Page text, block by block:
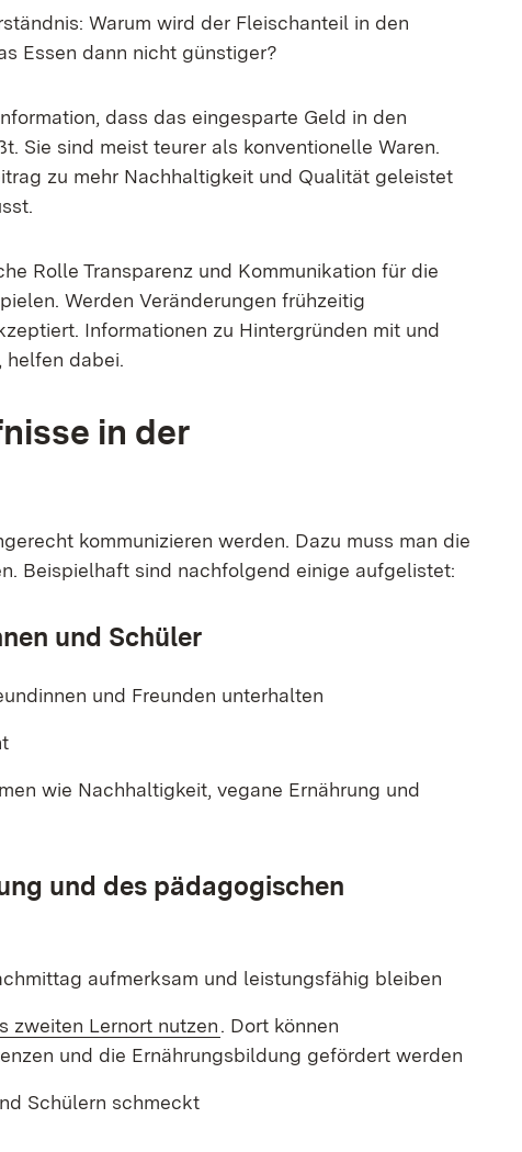
Warum wird der Fleischanteil in den
Essen dann nicht günstiger?
dass das eingesparte Geld in den
Sie sind meist teurer als konventionelle Waren.
zu mehr Nachhaltigkeit und Qualität geleistet
Rolle Transparenz und Kommunikation für die
Werden Veränderungen frühzeitig
Informationen zu Hintergründen mit und
helfen dabei.
in der
kommunizieren werden. Dazu muss man die
Beispielhaft sind nachfolgend einige aufgelistet:
und Schüler
und Freunden unterhalten
wie Nachhaltigkeit, vegane Ernährung und
und des pädagogischen
aufmerksam und leistungsfähig bleiben
zweiten Lernort nutzen. Dort können
und die Ernährungsbildung gefördert werden
Schülern schmeckt